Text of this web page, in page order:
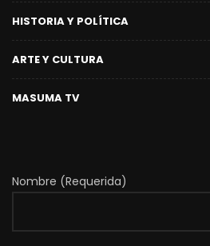
HISTORIA Y POLÍTICA
ARTE Y CULTURA
MASUMA TV
Nombre (Requerida)